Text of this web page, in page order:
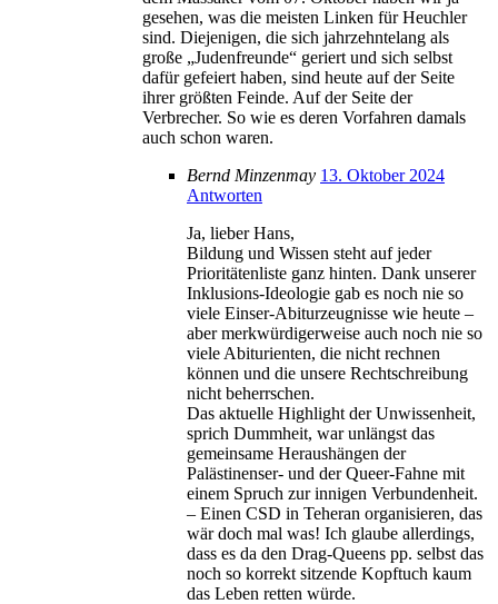
gesehen, was die meisten Linken für Heuchler
sind. Diejenigen, die sich jahrzehntelang als
große „Judenfreunde“ geriert und sich selbst
dafür gefeiert haben, sind heute auf der Seite
ihrer größten Feinde. Auf der Seite der
Verbrecher. So wie es deren Vorfahren damals
auch schon waren.
Bernd Minzenmay 13. Oktober 2024
Antworten
Ja, lieber Hans,
Bildung und Wissen steht auf jeder
Prioritätenliste ganz hinten. Dank unserer
Inklusions-Ideologie gab es noch nie so
viele Einser-Abiturzeugnisse wie heute –
aber merkwürdigerweise auch noch nie so
viele Abiturienten, die nicht rechnen
können und die unsere Rechtschreibung
nicht beherrschen.
Das aktuelle Highlight der Unwissenheit,
sprich Dummheit, war unlängst das
gemeinsame Heraushängen der
Palästinenser- und der Queer-Fahne mit
einem Spruch zur innigen Verbundenheit.
– Einen CSD in Teheran organisieren, das
wär doch mal was! Ich glaube allerdings,
dass es da den Drag-Queens pp. selbst das
noch so korrekt sitzende Kopftuch kaum
das Leben retten würde.